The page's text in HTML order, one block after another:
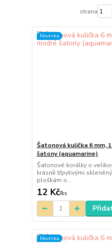
strana
Novinka
Šatonová kulička 6 mm,
šatony (aquamarine)
Šatonové korálky o
krásně třpytivými
ploškám o...
12 Kč/ks
Novinka